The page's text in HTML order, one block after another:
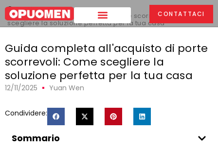
CONTATTACI
Casa >
Guida completa all'acquisto di porte scorrevoli: Come
scegliere la soluzione perfetta per la tua casa
Guida completa all'acquisto di porte
scorrevoli: Come scegliere la
soluzione perfetta per la tua casa
12/11/2025 Yuan Wen
Condividere:
Sommario